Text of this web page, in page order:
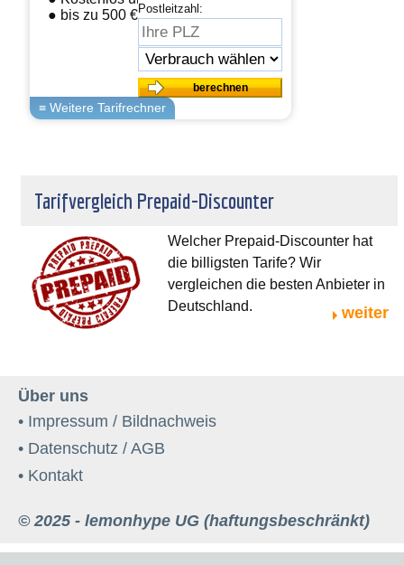
● bis zu 500 € sparen
Postleitzahl:
Tarifvergleich Prepaid-Discounter
Welcher Prepaid-Discounter hat
die billigsten Tarife? Wir
vergleichen die besten Anbieter in
Deutschland.
weiter
Über uns
• Impressum / Bildnachweis
• Datenschutz / AGB
• Kontakt
© 2025 - lemonhype UG (haftungsbeschränkt)